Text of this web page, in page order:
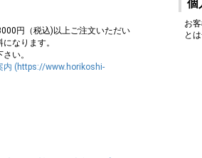
円（税込)以上ご注文いただい
なります。
い。
内 (https://www.horikoshi-
個
お
と